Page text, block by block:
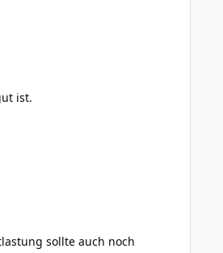
ist.
sollte auch noch